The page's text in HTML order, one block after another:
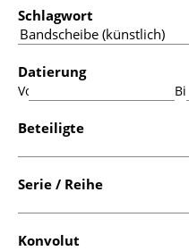
Schlagwort
Datierung
Von: Bis:
Beteiligte
Serie / Reihe
Konvolut